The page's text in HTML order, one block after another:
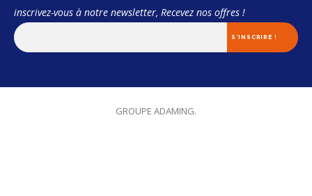
inscrivez-vous à notre newsletter, Recevez nos offres !
© 2018 Miama. TOUS LES DROITS SONT RÉSERVÉES. Designed by
GROUPE ADAMING.